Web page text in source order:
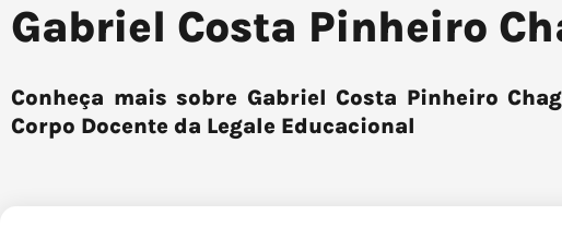
Gabriel Costa Pinheiro
Conheça mais sobre Gabriel Costa Pinheiro
Corpo Docente da Legale Educacional